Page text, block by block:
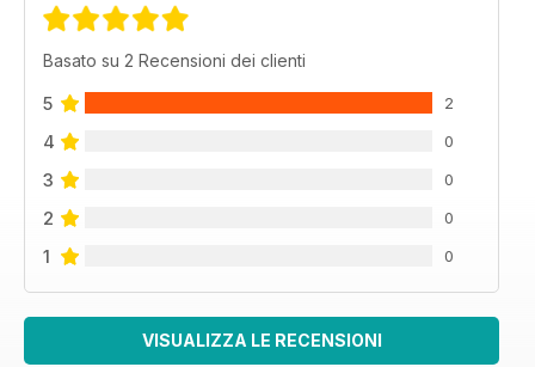
Basato su 2 Recensioni dei clienti
5 2
4 0
3 0
2 0
1 0
VISUALIZZA LE RECENSIONI